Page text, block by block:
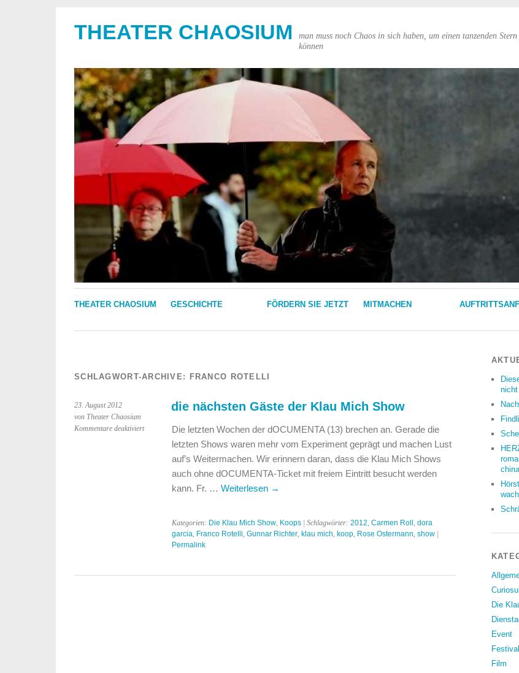
THEATER CHAOSIUM
man muss noch Chaos in sich haben, um einen tanzenden Stern
können
THEATER CHAOSIUM GESCHICHTE FÖRDERN SIE JETZT MITMACHEN
SCHLAGWORT-ARCHIVE: FRANCO ROTELLI
23. August 2012
von Theater Chaosium
Kommentare deaktiviertfür
die nächsten Gäste der Klau Mich Show
Die letzten Wochen der dOCUMENTA (13) brechen an. Gerade die
letzten Shows waren mehr vom Experiment geprägt und machen Lust
auf’s Weitermachen. Wir erinnern daran, dass die Klau Mich Shows
auch ohne dOCUMENTA-Ticket mit freiem Eintritt besucht werden
kann. Fr. … Weiterlesen →
Kategorien: Die Klau Mich Show, Koops| Schlagwörter: 2012, Carmen Roll , dora
garcia, Franco Rotelli, Gunnar Richter, klau mich, koop, Rose Ostermann, show|
Permalink
Die
Event
Film